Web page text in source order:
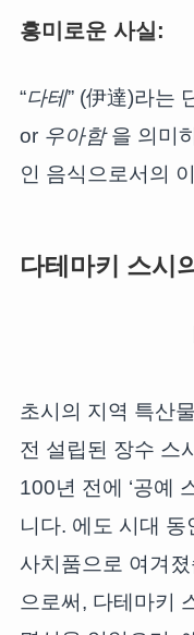
흥미로운 사실:
“다테” (伊達)라는
or 우아함을 의미
인 음식으로서의
다테마키 스시
초시의 지역 특산
전 설립된 장수 스
100년 전에 ‘공예
니다. 에도 시대
사치품으로 여겨
으로써, 다테마키